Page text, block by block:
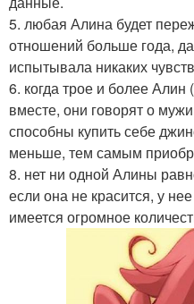
5. любая Алина будет
отношений больше года,
испытывала никаких
6. когда трое и более Алин
вместе, они говорят о
способны купить себе
меньше, тем самым
8. нет ни одной Алины
если она не красится, у
имеется огромное